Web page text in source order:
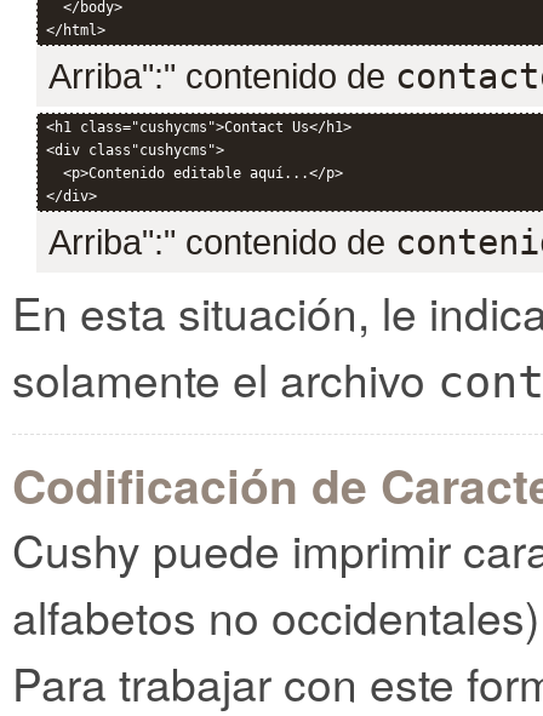
  </body>
Arriba":" contenido de
<h1 class="cushycms">Contact Us</h1>
<div class"cushycms">
  <p>Contenido editable aquí...</p>
Arriba":" contenido de
En esta situación, le
solamente el archivo
Codificación de
Cushy puede imprimir
alfabetos no
Para trabajar con este